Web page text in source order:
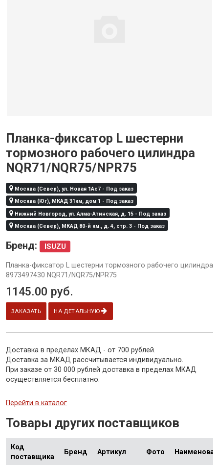
Планка-фиксатор L шестерни
тормозного рабочего цилиндра
NQR71/NQR75/NPR75
Москва (Север), ул. Новая 1Ас7 - Под заказ
Москва (Юг), МКАД 31км, дом 1 - Под заказ
Нижний Новгород, ул. Алма-Атинская, д. 15 - Под заказ
Москва (Север), МКАД 80-й км., д. 4, стр. 3 - Под заказ
Бренд: ISUZU
Планка-фиксатор L шестерни тормозного рабочего цилиндра
8973497430 NQR71/NQR75/NPR75
1145.00 руб.
ЗАКАЗАТЬ НА ДЕТАЛЬНУЮ
Доставка в пределах МКАД - от 700 рублей.
Доставка за МКАД рассчитывается индивидуально.
При заказе от 30 000 рублей доставка в пределах МКАД
осуществляется бесплатно.
Перейти в каталог
Товары других поставщиков
Код
поставщика
Бренд Артикул Фото